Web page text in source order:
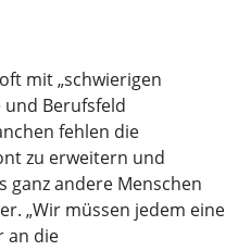
mit „schwierigen
und Berufsfeld
fehlen die
zu erweitern und
ganz andere Menschen
„Wir müssen jedem eine
an die